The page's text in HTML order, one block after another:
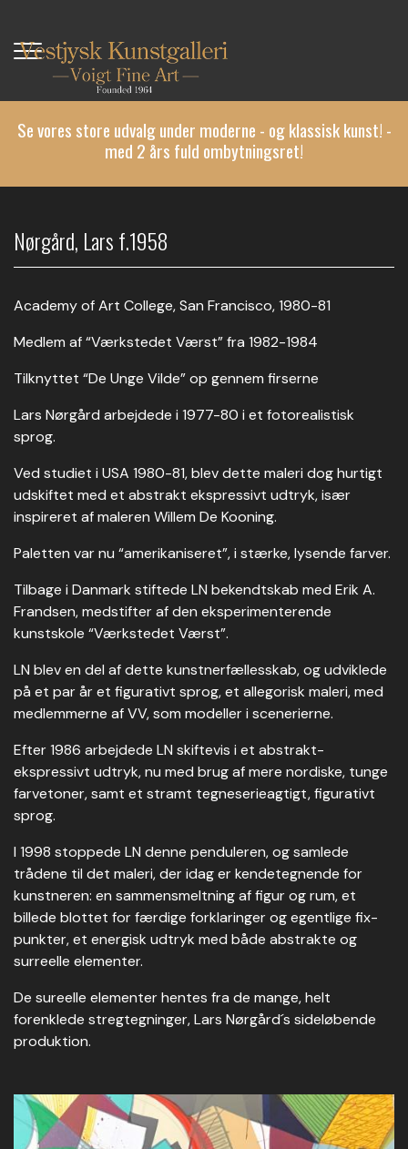
hovedindhold
Se vores store udvalg under moderne - og klassisk kunst! -
med 2 års fuld ombytningsret!
Nørgård, Lars f.1958
Academy of Art College, San Francisco, 1980-81
Medlem af “Værkstedet Værst” fra 1982-1984
Tilknyttet “De Unge Vilde” op gennem firserne
Lars Nørgård arbejdede i 1977-80 i et fotorealistisk
sprog.
Ved studiet i USA 1980-81, blev dette maleri dog hurtigt
udskiftet med et abstrakt ekspressivt udtryk, især
inspireret af maleren Willem De Kooning.
Paletten var nu “amerikaniseret”, i stærke, lysende farver.
Tilbage i Danmark stiftede LN bekendtskab med Erik A.
Frandsen, medstifter af den eksperimenterende
kunstskole “Værkstedet Værst”.
LN blev en del af dette kunstnerfællesskab, og udviklede
på et par år et figurativt sprog, et allegorisk maleri, med
medlemmerne af VV, som modeller i scenerierne.
Efter 1986 arbejdede LN skiftevis i et abstrakt-
ekspressivt udtryk, nu med brug af mere nordiske, tunge
farvetoner, samt et stramt tegneserieagtigt, figurativt
sprog.
I 1998 stoppede LN denne penduleren, og samlede
trådene til det maleri, der idag er kendetegnende for
kunstneren: en sammensmeltning af figur og rum, et
billede blottet for færdige forklaringer og egentlige fix-
punkter, et energisk udtryk med både abstrakte og
surreelle elementer.
De sureelle elementer hentes fra de mange, helt
forenklede stregtegninger, Lars Nørgård´s sideløbende
produktion.